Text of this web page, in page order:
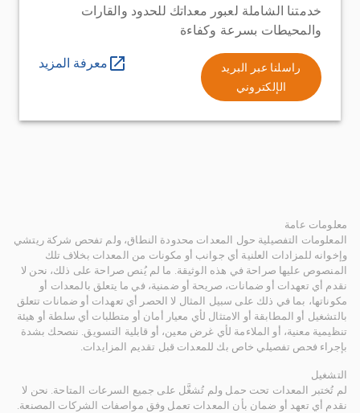
خدمتنا الشاملة لعبور معداتك للحدود والقارات
والمحيطات بسرعة وكفاءة
راسلنا عبر البريد
الإلكتروني
معرفة المزيد
معلومات عامة
المعلومات التفصيلية حول المعدات محدودة النطاق، ولم تفحص شركة ريتشي
وإخوانه للمزادات العلنية أي جوانب أو مكونات من المعدات بخلاف تلك
المنصوص عليها صراحة في هذه الوثيقة. ما لم يُنص صراحة على ذلك، نحن لا
نقدم أي تعهدات أو ضمانات، صريحة أو ضمنية، في ما يتعلق بالمعدات أو
مكوناتها، بما في ذلك على سبيل المثال لا الحصر أي تعهدات أو ضمانات تتعلق
بالتشغيل أو المطابقة أو الامتثال لأي معيار أمان أو متطلبات أي سلطة أو هيئة
تنظيمية معنية، أو الملاءمة لأي غرض معين، أو قابلية التسويق. ننصحك بشدة
بإجراء فحص تفصيلي خاص بك للمعدات قبل تقديم المزايدات.
التشغيل
لم تُختبر المعدات تحت حمل ولم تُشغَّل على جميع السرعات المتاحة. نحن لا
نقدم أي تعهد أو ضمان بأن المعدات تعمل وفق مواصفات الشركات المصنعة.